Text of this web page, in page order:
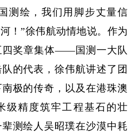
测绘，我们用脚步丈量信
！”徐伟航动情地说。作为
四奖章集体——国测一大队
的代表，徐伟航讲述了团
极的传奇，以及在港珠澳
级精度筑牢工程基石的壮
测绘人吴昭璞在沙漠中耗